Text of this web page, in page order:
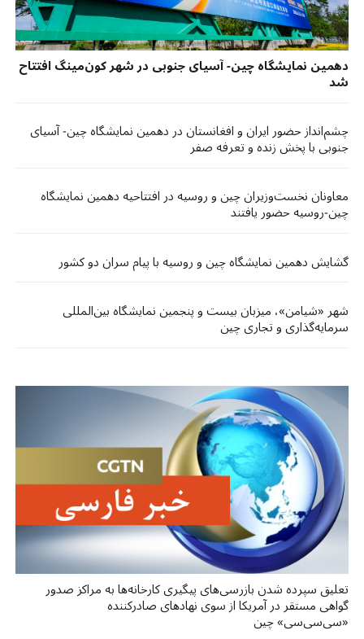
دهمین نمایشگاه چین- آسیای جنوبی در شهر کون‌مینگ افتتاح
شد
چشم‌انداز حضور ایران و افغانستان در دهمین نمایشگاه چین- آسیای
جنوبی با پخش زنده و تعرفه صفر
معاونان نخست‌وزیران چین و روسیه در افتتاحیه دهمین نمایشگاه
چین-روسیه حضور یافتند
گشایش دهمین نمایشگاه چین و روسیه با پیام سران دو کشور
شهر «شیامن»، میزبان بیست و پنجمین نمایشگاه بین‌المللی
سرمایه‌گذاری و تجاری چین
تعلیق سپرده شدن بازرسی‌های پیگیری کارخانه‌ها به مراکز صدور
گواهی مستقر در آمریکا از سوی نهادهای صادرکننده
«سی‌سی‌سی» چین